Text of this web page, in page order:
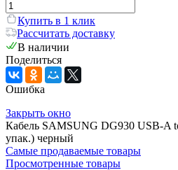
Купить в 1 клик
Рассчитать доставку
В наличии
Поделиться
Ошибка
Закрыть окно
Кабель SAMSUNG DG930 USB-A
упак.) черный
Самые продаваемые товары
Просмотренные товары